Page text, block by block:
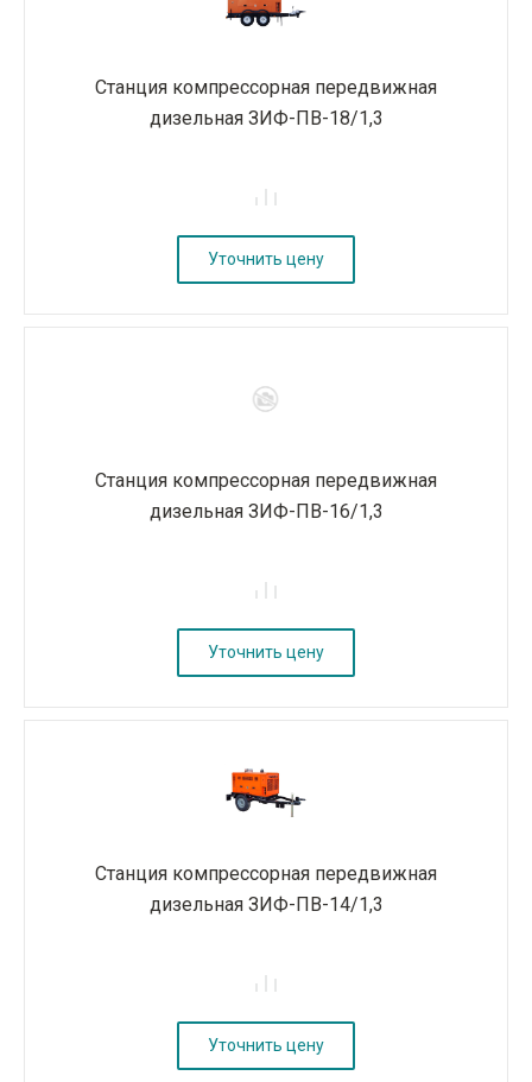
Станция компрессорная передвижная
дизельная ЗИФ-ПВ-18/1,3
Уточнить цену
Станция компрессорная передвижная
дизельная ЗИФ-ПВ-16/1,3
Уточнить цену
Станция компрессорная передвижная
дизельная ЗИФ-ПВ-14/1,3
Уточнить цену